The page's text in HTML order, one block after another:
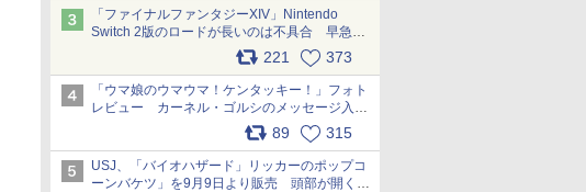
pic.x.com/Kgl04hZaeg
「ファイナルファンタジーXIV」Nintendo
Switch 2版のロードが長いのは不具合 早急に
アップデートできるよう対応中221 373
「ウマ娘のウマウマ！ケンタッキー！」フォト
レビュー カーネル・ゴルシのメッセージ入り
パッケージや描き下ろしトレカなどが登場
89 315
USJ、「バイオハザード」リッカーのポップコ
ーンバケツ」を9月9日より販売 頭部が開く仕